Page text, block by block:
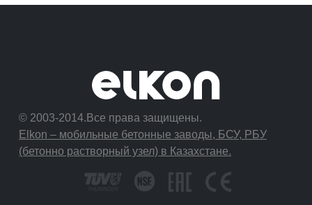
© 2003-2014.Все права защищены.
Elkon – мобильные бетонные заводы, БСУ, РБУ
(бетонно растворный узел) в Казахстане.